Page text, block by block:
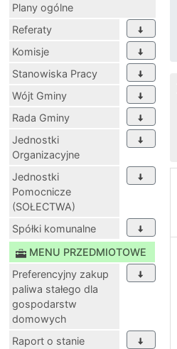
Plany ogólne
Referaty
Komisje
Stanowiska Pracy
Wójt Gminy
Rada Gminy
Jednostki
Organizacyjne
Jednostki
Pomocnicze
(SOŁECTWA)
Spółki komunalne
MENU PRZEDMIOTOWE
Preferencyjny zakup
paliwa stałego dla
gospodarstw
domowych
Raport o stanie